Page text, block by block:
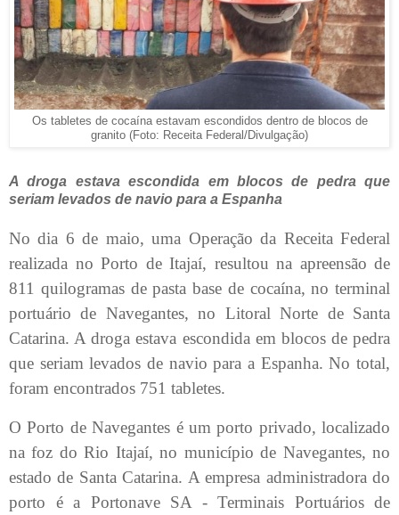
Os tabletes de cocaína estavam escondidos dentro de blocos de
granito (Foto: Receita Federal/Divulgação)
A droga estava escondida em blocos de pedra que
seriam levados de navio para a Espanha
No dia 6 de maio, uma Operação da Receita Federal
realizada no Porto de Itajaí, resultou na apreensão de
811 quilogramas de pasta base de cocaína, no terminal
portuário de Navegantes, no Litoral Norte de Santa
Catarina. A droga estava escondida em blocos de pedra
que seriam levados de navio para a Espanha. No total,
foram encontrados 751 tabletes.
O Porto de Navegantes é um porto privado, localizado
na foz do Rio Itajaí, no município de Navegantes, no
estado de Santa Catarina. A empresa administradora do
porto é a Portonave SA - Terminais Portuários de